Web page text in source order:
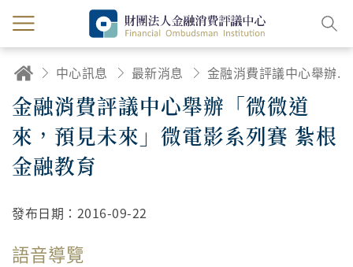
中心訊息 最新消息 金融消費評議中心舉辦「微微道來，預見未來」微電影系列賽 紮根金融教育
金融消費評議中心舉辦「微微道
來，預見未來」微電影系列賽 紮根
金融教育
發布日期： 2016-09-22
語音導覽